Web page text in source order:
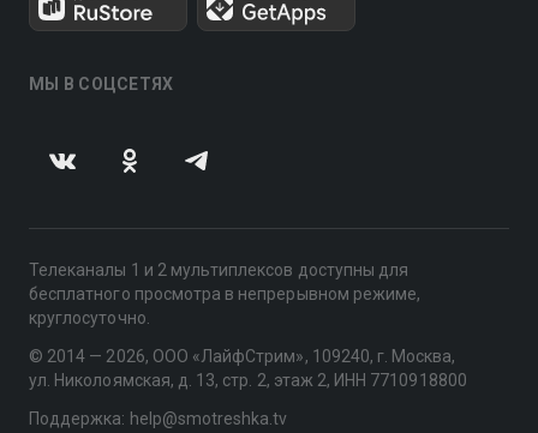
МЫ В СОЦСЕТЯХ
Телеканалы 1 и 2 мультиплексов доступны для
бесплатного просмотра в непрерывном режиме,
круглосуточно.
© 2014 — 2026, ООО «ЛайфСтрим», 109240, г. Москва,
ул. Николоямская, д. 13, стр. 2, этаж 2, ИНН 7710918800
Поддержка: help@smotreshka.tv